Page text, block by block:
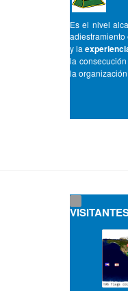
Es el nivel
y la
la
la organización.